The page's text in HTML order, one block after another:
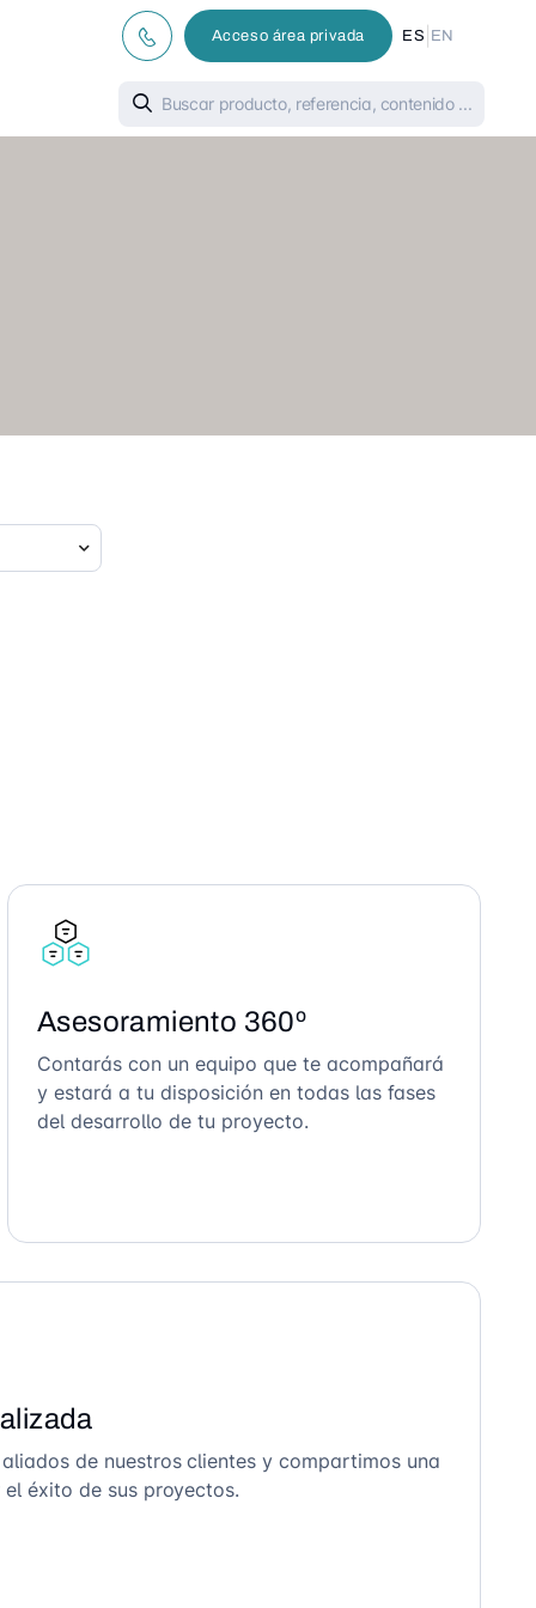
Acceso área privada ES EN
Asesoramiento 360º
Contarás con un equipo que te acompañará
y estará a tu disposición en todas las fases
del desarrollo de tu proyecto.
de nuestros clientes y compartimos una
éxito de sus proyectos.